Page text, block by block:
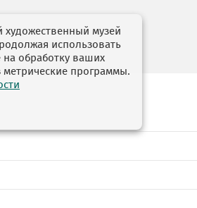
художественный музей
использовать
на обработку ваших
программы.